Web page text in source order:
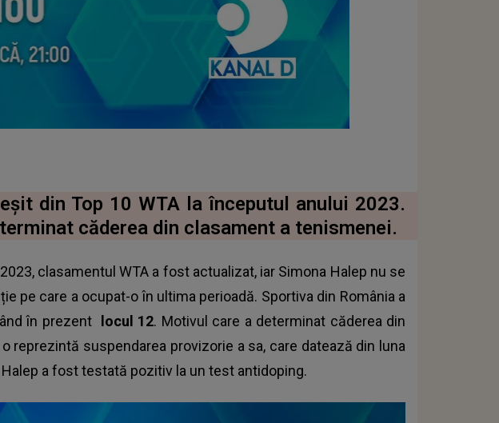
din Top 10 WTA la începutul anului 2023.
căderea din clasament a tenismenei.
clasamentul WTA a fost actualizat, iar Simona Halep nu se
pe care a ocupat-o în ultima perioadă. Sportiva din România a
în prezent locul 12. Motivul care a determinat căderea din
reprezintă suspendarea provizorie a sa, care datează din luna
a fost testată pozitiv la un test antidoping.